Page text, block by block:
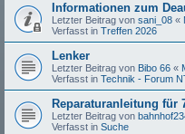
Informationen zum
Letzter Beitrag von sani_08 «
Verfasst in Treffen 2026
Lenker
Letzter Beitrag von Bibo 66 «
Verfasst in Technik - Forum
Reparaturanleitung für
Letzter Beitrag von
Verfasst in Suche